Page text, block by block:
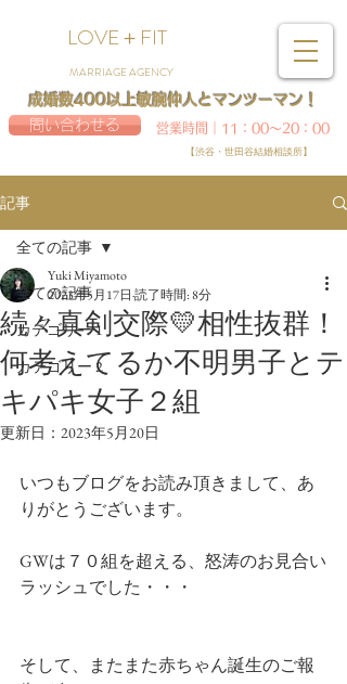
LOVE＋FIT
MARRIAGE AGENCY
問い合わせる
【渋谷・世田谷結婚相談所】
成婚数400以上敏腕仲人とマンツーマン！
営業時間｜11：00～20：00
記事
全ての記事
カテゴリー 1
カテゴリー 2
全ての記事
続々真剣交際💛相性抜群！
何考えてるか不明男子とテ
キパキ女子２組
Yuki Miyamoto
2023年5月17日 読了時間: 8分
更新日： 2023年5月20日
いつもブログをお読み頂きまして、あ
りがとうございます。
GWは７０組を超える、怒涛のお見合い
ラッシュでした・・・
そして、またまた赤ちゃん誕生のご報